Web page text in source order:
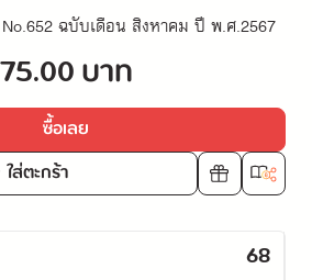
ฉบับเดือน สิงหาคม ปี พ.ศ.2567
75.00 บาท
ซื้อเลย
ใส่ตะกร้า
68